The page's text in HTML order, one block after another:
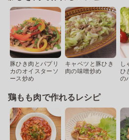
豚ひき肉とパプリ
カのオイスターソ
ース炒め
キャベツと豚ひき
肉の味噌炒め
し
ひ
の
鶏もも肉で作れるレシピ